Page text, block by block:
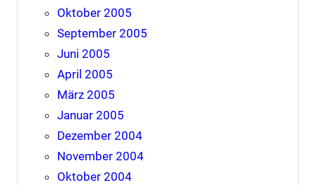
Oktober 2005
September 2005
Juni 2005
April 2005
März 2005
Januar 2005
Dezember 2004
November 2004
Oktober 2004